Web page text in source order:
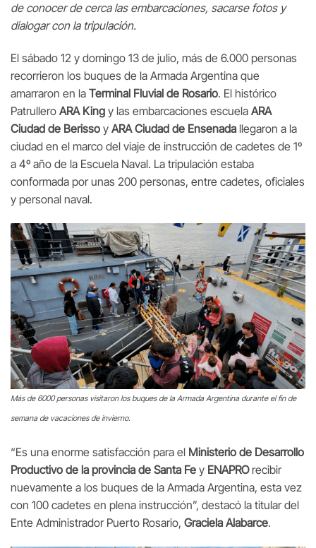
de conocer de cerca las embarcaciones, sacarse fotos y
dialogar con la tripulación.
El sábado 12 y domingo 13 de julio, más de 6.000 personas
recorrieron los buques de la Armada Argentina que
amarraron en la Terminal Fluvial de Rosario. El histórico
Patrullero ARA King y las embarcaciones escuela ARA
Ciudad de Berisso y ARA Ciudad de Ensenada llegaron a la
ciudad en el marco del viaje de instrucción de cadetes de 1º
a 4º año de la Escuela Naval. La tripulación estaba
conformada por unas 200 personas, entre cadetes, oficiales
y personal naval.
Más de 6000 personas visitaron los buques de la Armada Argentina durante el fin de
semana de vacaciones de invierno.
“Es una enorme satisfacción para el Ministerio de Desarrollo
Productivo de la provincia de Santa Fe y ENAPROrecibir
nuevamente a los buques de la Armada Argentina, esta vez
con 100 cadetes en plena instrucción”, destacó la titular del
Ente Administrador Puerto Rosario, Graciela Alabarce.